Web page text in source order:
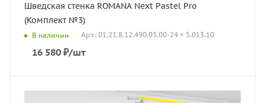
Шведская стенка ROMANA Next Pastel Pro
(Комплект №3)
В наличии Арт.: 01.21.8.12.490.03.00-24 + 5.013.10
16 580 ₽/шт